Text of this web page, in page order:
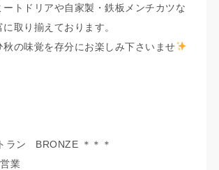
ートドリアや自家製・鉄板メンチカツな
取り揃えております。
秋の味覚を存分にお楽しみ下さいませ
ラン BRONZE ＊＊＊